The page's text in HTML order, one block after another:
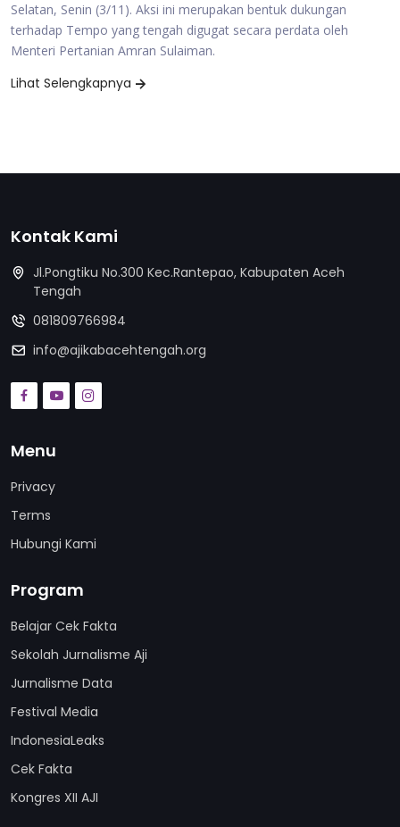
Selatan, Senin (3/11). Aksi ini merupakan bentuk dukungan
terhadap Tempo yang tengah digugat secara perdata oleh
Menteri Pertanian Amran Sulaiman.
Lihat Selengkapnya
Kontak Kami
Jl.Pongtiku No.300 Kec.Rantepao, Kabupaten Aceh
Tengah
081809766984
info@ajikabacehtengah.org
Menu
Privacy
Terms
Hubungi Kami
Program
Belajar Cek Fakta
Sekolah Jurnalisme Aji
Jurnalisme Data
Festival Media
IndonesiaLeaks
Cek Fakta
Kongres XII AJI